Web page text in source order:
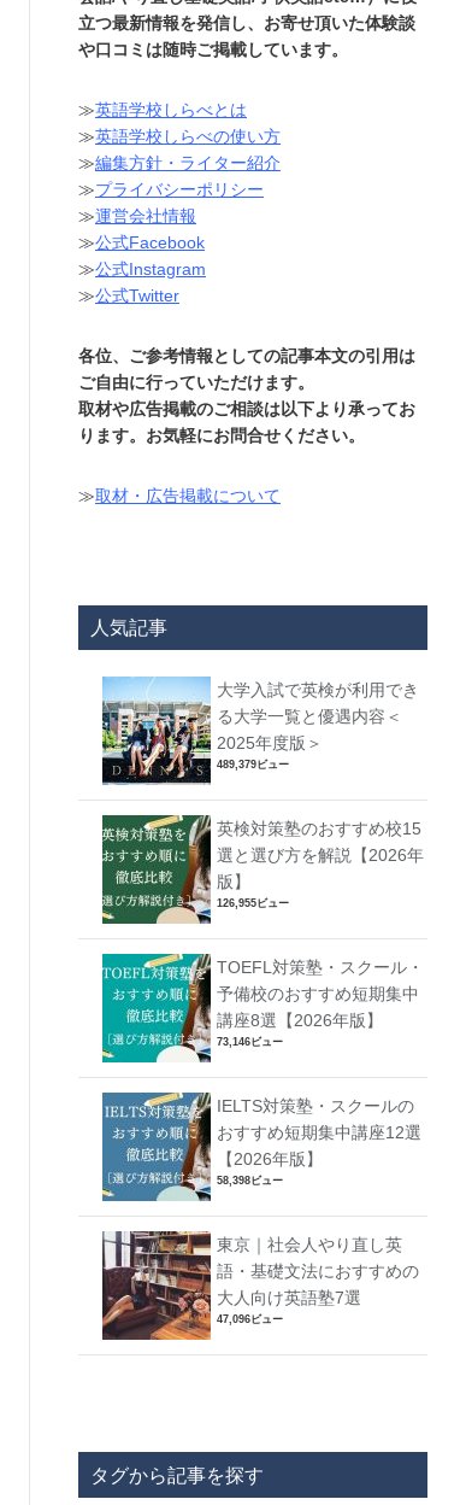
立つ最新情報を発信し、お寄せ頂いた体験談
や口コミは随時ご掲載しています。
≫英語学校しらべとは
≫英語学校しらべの使い方
≫編集方針・ライター紹介
≫プライバシーポリシー
≫運営会社情報
≫公式Facebook
≫公式Instagram
≫公式Twitter
各位、ご参考情報としての記事本文の引用は
ご自由に行っていただけます。
取材や広告掲載のご相談は以下より承ってお
ります。お気軽にお問合せください。
≫取材・広告掲載について
人気記事
大学入試で英検が利用でき
る大学一覧と優遇内容＜
2025年度版＞
489,379ビュー
英検対策塾のおすすめ校15
選と選び方を解説【2026年
版】
126,955ビュー
TOEFL対策塾・スクール・
予備校のおすすめ短期集中
講座8選【2026年版】
73,146ビュー
IELTS対策塾・スクールの
おすすめ短期集中講座12選
【2026年版】
58,398ビュー
東京｜社会人やり直し英
語・基礎文法におすすめの
大人向け英語塾7選
47,096ビュー
タグから記事を探す